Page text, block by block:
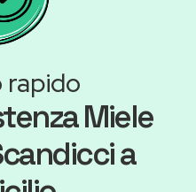
rapido
Miele
a